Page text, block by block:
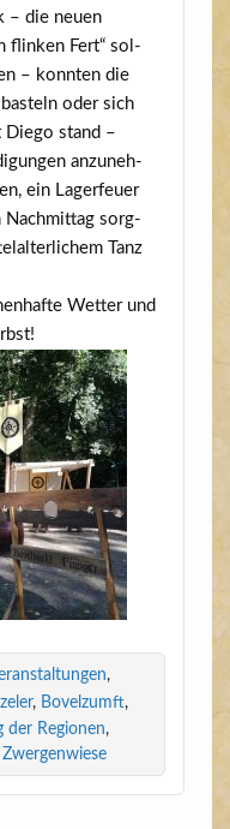
– die neu­en
flin­ken Fert“ sol­
– konn­ten die
oder sich
Die­go stand –
anzu­neh­
ein Lager­feu­er
Nach­mit­tag sorg­
Tanz
Wet­ter und
,
, Bovelzumft,
der Regionen,
Zwergenwiese